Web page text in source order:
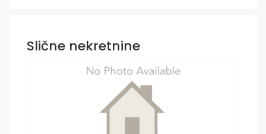
Slične nekretnine